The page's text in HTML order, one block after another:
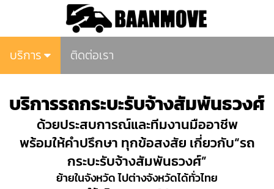
บริการ ติดต่อเรา
บริการรถกระบะรับจ้างสัมพันธวงศ์
ด้วยประสบการณ์และทีมงานมืออาชีพ
พร้อมให้คำปรึกษา ทุกข้อสงสัย เกี่ยวกับ“รถ
กระบะรับจ้างสัมพันธวงศ์”
ย้ายในจังหวัด ไปต่างจังหวัดได้ทั่วไทย